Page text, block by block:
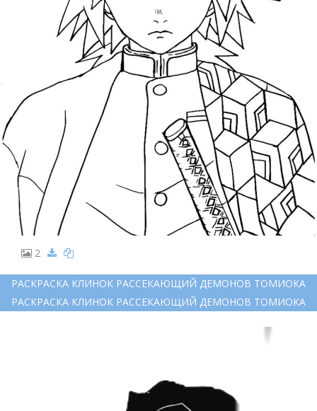
2
РАСКРАСКА КЛИНОК РАССЕКАЮЩИЙ ДЕМОНОВ ТОМИОКА
РАСКРАСКА КЛИНОК РАССЕКАЮЩИЙ ДЕМОНОВ ТОМИОКА